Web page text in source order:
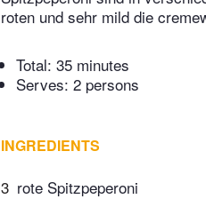
roten und sehr mild die
Total: 35 minutes
Serves: 2 persons
INGREDIENTS
3 rote Spitzpeperoni